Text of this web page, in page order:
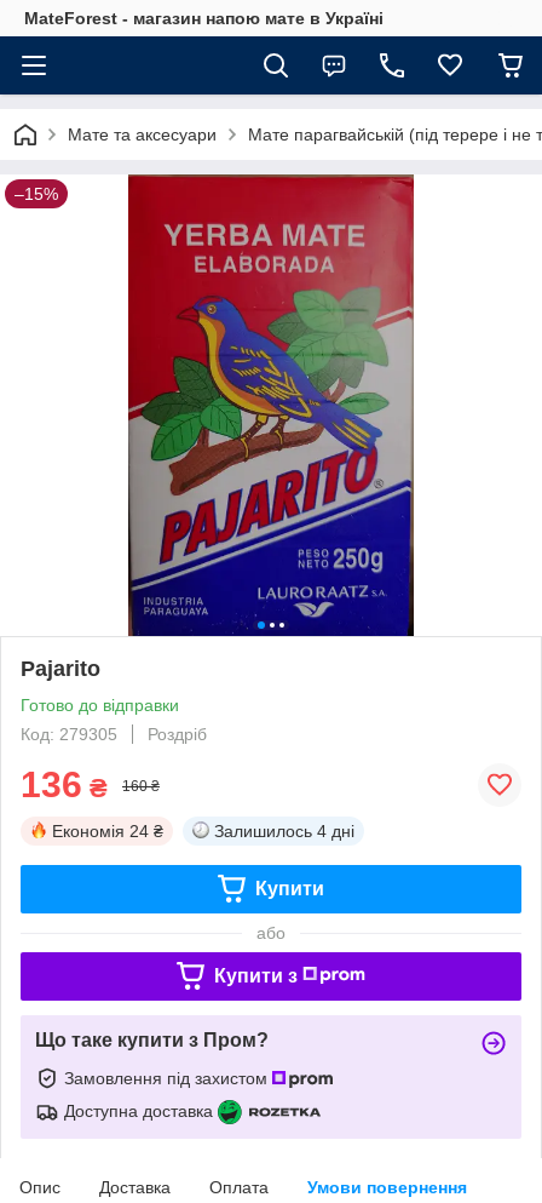
MateForest - магазин напою мате в Україні
Мате та аксесуари Мате парагвайській (під терере і не
–15%
Pajarito
Готово до відправки
Код: 279305
Роздріб
136 ₴ 160 ₴
Економія 24 ₴ Залишилось 4 дні
Купити
або
Купити з
Що таке купити з Пром?
Замовлення під захистом
Доступна доставка
Опис Доставка Оплата Умови повернення